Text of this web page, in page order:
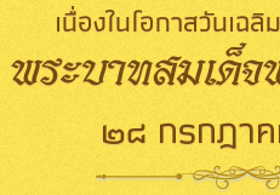
เนื่องในโอกาสวันเฉ
พระบาทสมเด็จ
๒๘ กรกฎา